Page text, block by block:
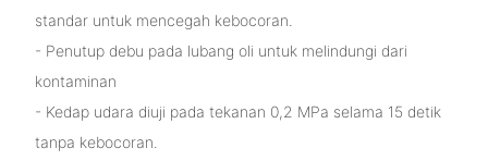
standar untuk mencegah kebocoran.
- Penutup debu pada lubang oli untuk melindungi dari
kontaminan
- Kedap udara diuji pada tekanan 0,2 MPa selama 15 detik
tanpa kebocoran.